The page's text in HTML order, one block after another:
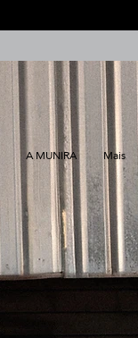
A MUNIRA Mais